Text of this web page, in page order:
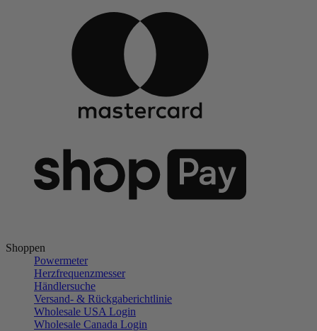
Shoppen
Powermeter
Herzfrequenzmesser
Händlersuche
Versand- & Rückgaberichtlinie
Wholesale USA Login
Wholesale Canada Login